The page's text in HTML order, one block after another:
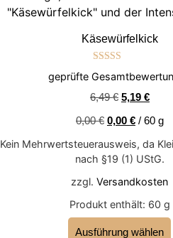
Käsewürfelkick
Bewertet mit
5.00
geprüfte
6,49€ 5,19 €
0,00€ 0,00 €/ 60 g
Kein Mehrwertsteuerausweis, da
nach §19 (1) UStG.
zzgl.Versandkosten
Produkt enthält: 60 g
Ausführung wählen